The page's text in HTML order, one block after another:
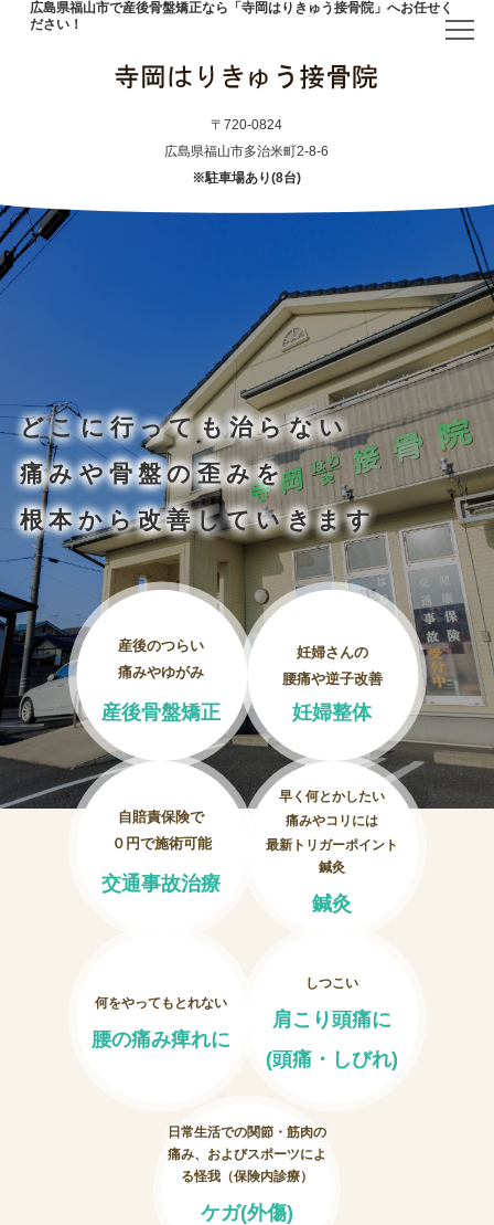
広島県福山市で産後骨盤矯正なら「寺岡はりきゅう接骨院」へお任せく
ださい！
〒720-0824
広島県福山市多治米町2-8-6
※駐車場あり(8台)
当院について
産後骨盤矯正
妊婦整体
交通事故治療
頭痛・肩こり
腰痛・膝痛
鍼・灸・小児鍼
冷え性改善
お客様の声
どこに行っても治らない
痛みや骨盤の歪みを
根本から改善していきます
産後のつらい
痛みやゆがみ
産後骨盤矯正
妊婦さんの
腰痛や逆子改善
妊婦整体
自賠責保険で
０円で施術可能
交通事故治療
早く何とかしたい
痛みやコリには
最新トリガーポイント
鍼灸
鍼灸
何をやってもとれない
腰の痛み痺れに
しつこい
肩こり頭痛に
(頭痛・しびれ)
日常生活での関節・筋肉の
痛み、およびスポーツによ
る怪我（保険内診療）
ケガ(外傷)